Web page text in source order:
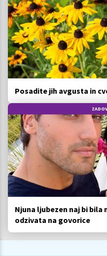
Posadite jih avgusta in
Njuna ljubezen naj bi
odzivata na govorice